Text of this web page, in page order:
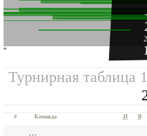
''
Турнирная таблица
# Команда И В